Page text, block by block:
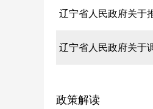
政策解读